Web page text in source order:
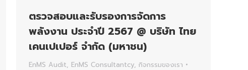
ตรวจสอบและรับรองการจัดการ
พลังงาน ประจำปี 2567 @ บริษัท ไทย
เคนเปเปอร์ จำกัด (มหาชน)
EnMS Audit, EnMS Consultantcy, กิจกรรมของเรา